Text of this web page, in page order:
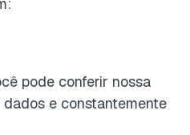
pode conferir nossa
e constantemente